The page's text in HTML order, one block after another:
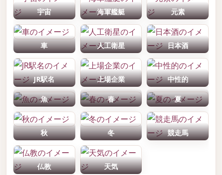
宇宙 海軍艦艇 元素
車 人工衛星 日本酒
JR駅名 上場企業 中性的
魚 春 夏
秋 冬 競走馬
仏教 天気